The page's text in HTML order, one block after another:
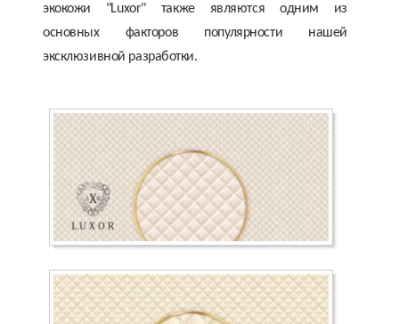
экокожи "Luxor" также являются одним из
основных факторов популярности нашей
эксклюзивной разработки.